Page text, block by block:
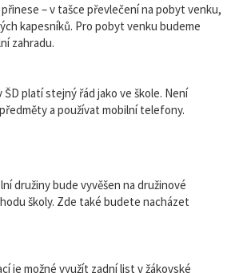
– v tašce převlečení na pobyt venku,
kapesníků. Pro pobyt venku budeme
zahradu.
platí stejný řád jako ve škole. Není
a používat mobilní telefony.
bude vyvěšen na družinové
školy. Zde také budete nacházet
možné využít zadní list v žákovské